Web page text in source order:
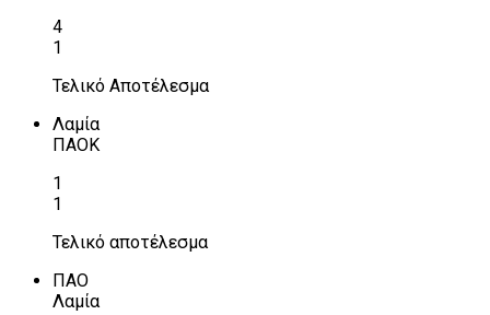
4
1
Τελικό Αποτέλεσμα
Λαμία
ΠΑΟΚ
1
1
Τελικό αποτέλεσμα
ΠΑΟ
Λαμία